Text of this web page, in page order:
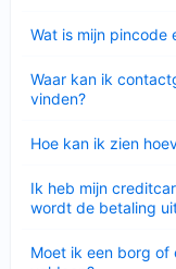
Wat is mijn pincode
Waar kan ik
vinden?
Hoe kan ik zien
Ik heb mijn
wordt de betaling
Moet ik een borg of